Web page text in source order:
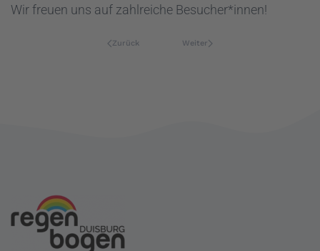
Wir freuen uns auf zahlreiche Besucher*innen!
Zurück Weiter